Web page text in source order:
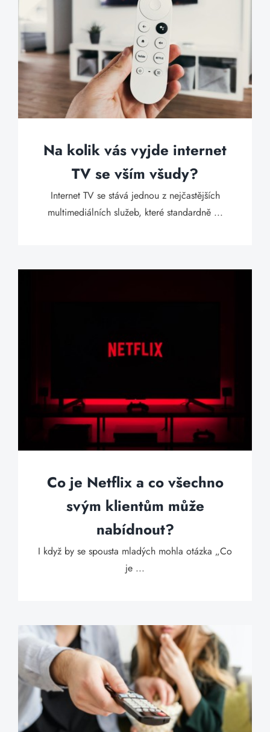
Na kolik vás vyjde internet
TV se vším všudy?
Internet TV se stává jednou z nejčastějších
multimediálních služeb, které standardně ...
Co je Netflix a co všechno
svým klientům může
nabídnout?
I když by se spousta mladých mohla otázka „Co
je ...